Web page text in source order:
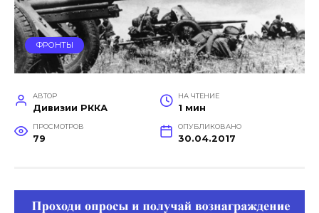
ФРОНТЫ
АВТОР
Дивизии РККА
НА ЧТЕНИЕ
1 мин
ПРОСМОТРОВ
79
ОПУБЛИКОВАНО
30.04.2017